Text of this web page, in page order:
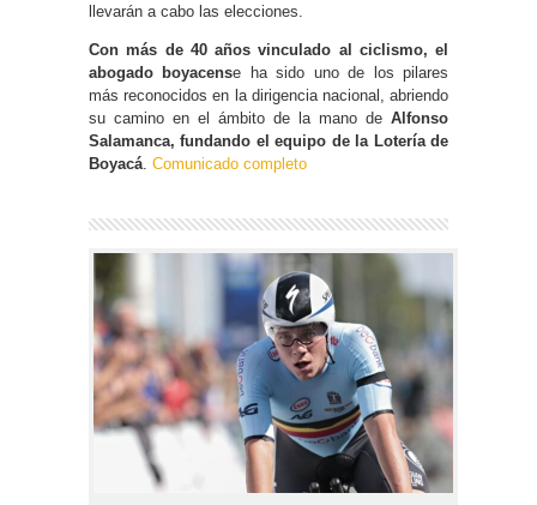
llevarán a cabo las elecciones.
Con más de 40 años vinculado al ciclismo, el
abogado boyacense ha sido uno de los pilares
más reconocidos en la dirigencia nacional, abriendo
su camino en el ámbito de la mano de Alfonso
Salamanca, fundando el equipo de la Lotería de
Boyacá. Comunicado completo